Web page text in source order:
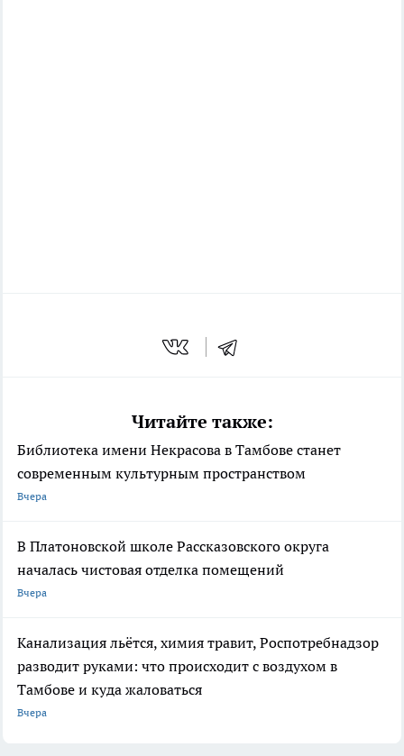
Читайте также:
Библиотека имени Некрасова в Тамбове станет
современным культурным пространством
Вчера
В Платоновской школе Рассказовского округа
началась чистовая отделка помещений
Вчера
Канализация льётся, химия травит, Роспотребнадзор
разводит руками: что происходит с воздухом в
Тамбове и куда жаловаться
Вчера